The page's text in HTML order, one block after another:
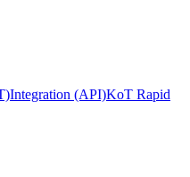
Integration (API)KoT Rapid